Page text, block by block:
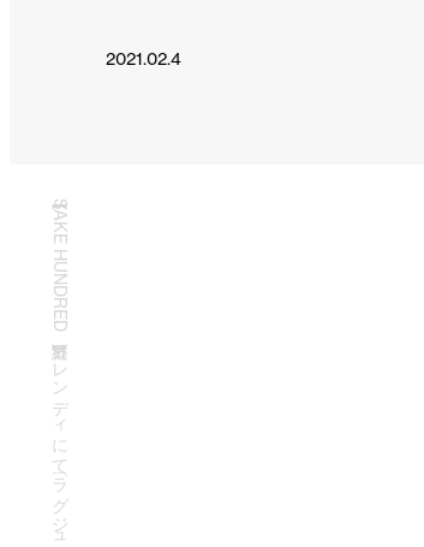
2021.02.4
【SAKE HUNDRED】日経トレンディにて「ラグジュアリー日本酒」が掲載